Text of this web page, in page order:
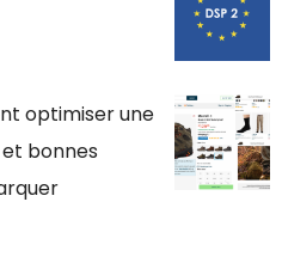
optimiser une
bonnes